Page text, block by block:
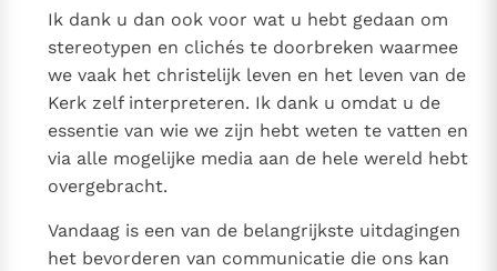
Ik dank u dan ook voor wat u hebt gedaan om
stereotypen en clichés te doorbreken waarmee
we vaak het christelijk leven en het leven van de
Kerk zelf interpreteren. Ik dank u omdat u de
essentie van wie we zijn hebt weten te vatten en
via alle mogelijke media aan de hele wereld hebt
overgebracht.
Vandaag is een van de belangrijkste uitdagingen
het bevorderen van communicatie die ons kan